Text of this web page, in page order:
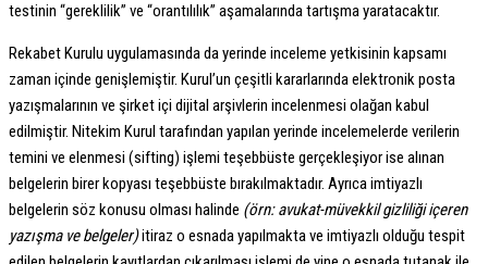
testinin “gereklilik” ve “orantılılık” aşamalarında tartışma yaratacaktır.
Rekabet Kurulu uygulamasında da yerinde inceleme yetkisinin kapsamı
zaman içinde genişlemiştir. Kurul’un çeşitli kararlarında elektronik posta
yazışmalarının ve şirket içi dijital arşivlerin incelenmesi olağan kabul
edilmiştir. Nitekim Kurul tarafından yapılan yerinde incelemelerde verilerin
temini ve elenmesi (sifting) işlemi teşebbüste gerçekleşiyor ise alınan
belgelerin birer kopyası teşebbüste bırakılmaktadır. Ayrıca imtiyazlı
belgelerin söz konusu olması halinde (örn: avukat-müvekkil gizliliği içeren
yazışma ve belgeler)itiraz o esnada yapılmakta ve imtiyazlı olduğu tespit